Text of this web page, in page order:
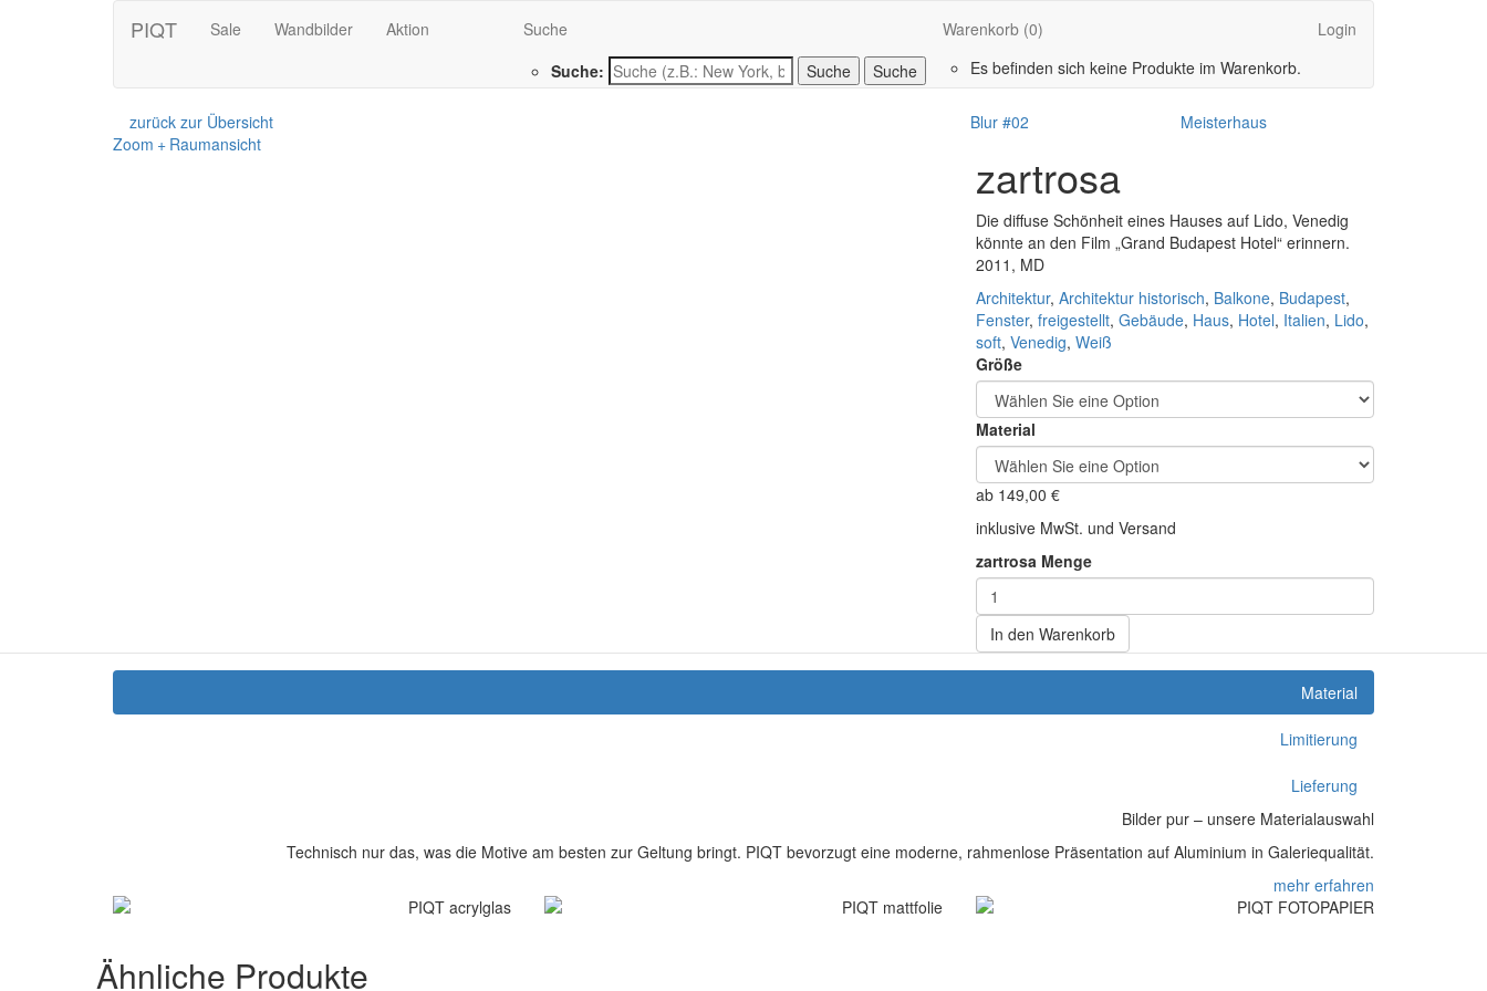
PIQT Sale Wandbilder Aktion
Suche
Suche:
Suche
Warenkorb (0)
Es befinden sich keine Produkte im Warenkorb.
Login
zurück zur Übersicht Blur #02
Meisterhaus
Zoom + Raumansicht
zartrosa
Die diffuse Schönheit eines Hauses auf Lido, Venedig
könnte an den Film „Grand Budapest Hotel“ erinnern.
2011, MD
Architektur, Architektur historisch, Balkone, Budapest,
Fenster, freigestellt, Gebäude, Haus, Hotel, Italien, Lido,
soft, Venedig, Weiß
Größe
Material
ab 149,00 €
inklusive MwSt. und Versand
zartrosa Menge
In den Warenkorb
Material
Limitierung
Lieferung
Bilder pur – unsere Materialauswahl
Technisch nur das, was die Motive am besten zur Geltung bringt. PIQT bevorzugt eine moderne, rahmenlose Präsentation auf Aluminium in Galeriequalität.
mehr erfahren
Ähnliche Produkte